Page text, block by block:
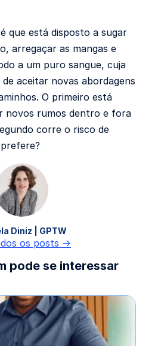
que está disposto a sugar
arregaçar as mangas e
a um puro sangue, cuja
aceitar novas abordagens
O primeiro está
novos rumos dentro e fora
corre o risco de
Diniz | GPTW
os posts ->
pode se interessar